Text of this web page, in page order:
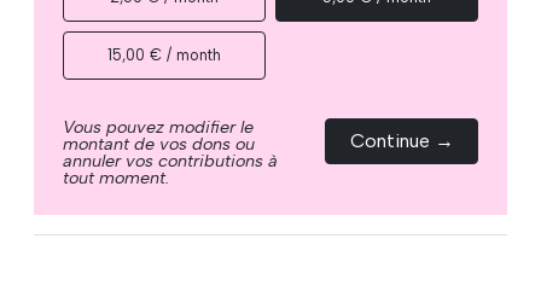
15,00 € / month
Vous pouvez modifier le
montant de vos dons ou
annuler vos contributions à
tout moment.
Continue →